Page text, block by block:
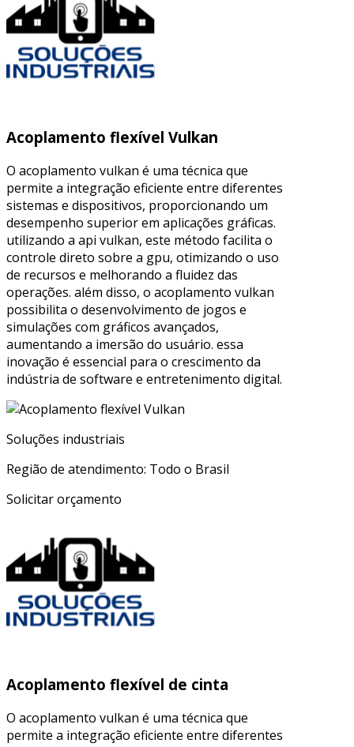
Acoplamento flexível Vulkan
O acoplamento vulkan é uma técnica que
permite a integração eficiente entre diferentes
sistemas e dispositivos, proporcionando um
desempenho superior em aplicações gráficas.
utilizando a api vulkan, este método facilita o
controle direto sobre a gpu, otimizando o uso
de recursos e melhorando a fluidez das
operações. além disso, o acoplamento vulkan
possibilita o desenvolvimento de jogos e
simulações com gráficos avançados,
aumentando a imersão do usuário. essa
inovação é essencial para o crescimento da
indústria de software e entretenimento digital.
Soluções industriais
Região de atendimento: Todo o Brasil
Solicitar orçamento
Acoplamento flexível de cinta
O acoplamento vulkan é uma técnica que
permite a integração eficiente entre diferentes